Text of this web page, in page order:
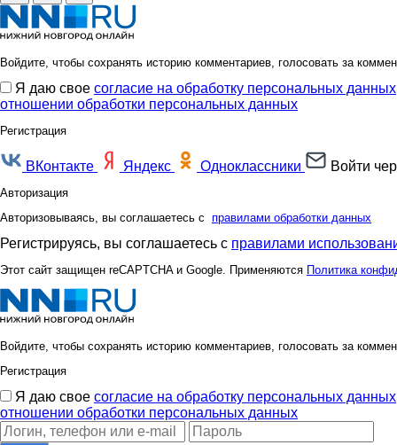
Войдите, чтобы сохранять историю комментариев, голосовать за
Я даю свое согласие на обработку персональных данных
отношении обработки персональных данных
Регистрация
ВКонтакте Яндекс Одноклассники Войти
Авторизация
Авторизовываясь, вы соглашаетесь с правилами обработки данных
Регистрируясь, вы соглашаетесь с правилами
Этот сайт защищен reCAPTCHA и Google. Применяются Политика
Войдите, чтобы сохранять историю комментариев, голосовать за
Регистрация
Я даю свое согласие на обработку персональных данных
отношении обработки персональных данных